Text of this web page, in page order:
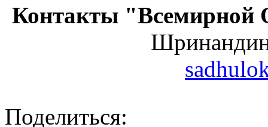
Контакты
Поделиться: